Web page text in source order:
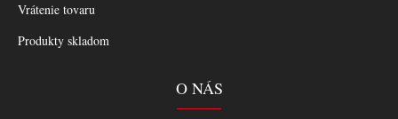
Vrátenie tovaru
Produkty skladom
O NÁS